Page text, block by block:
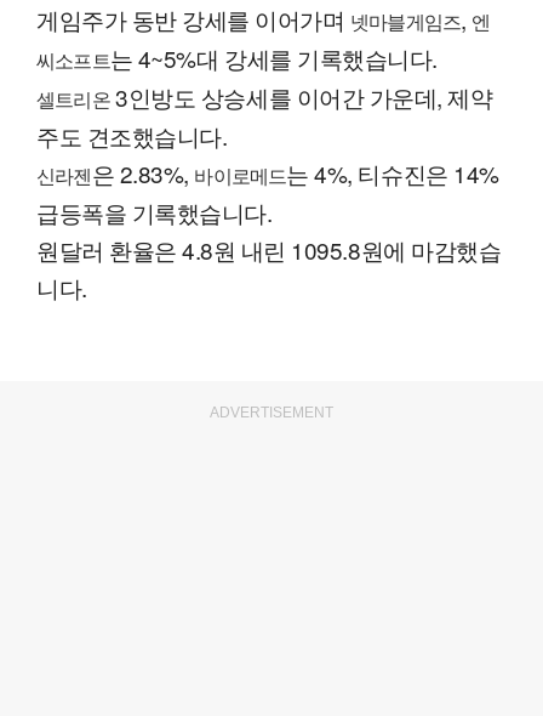
게임주가 동반 강세를 이어가며 넷마블게임즈, 엔
씨소프트는 4~5%대 강세를 기록했습니다.
셀트리온3인방도 상승세를 이어간 가운데, 제약
주도 견조했습니다.
신라젠은 2.83%, 바이로메드는 4%, 티슈진은 14%
급등폭을 기록했습니다.
원달러 환율은 4.8원 내린 1095.8원에 마감했습
니다.
ADVERTISEMENT